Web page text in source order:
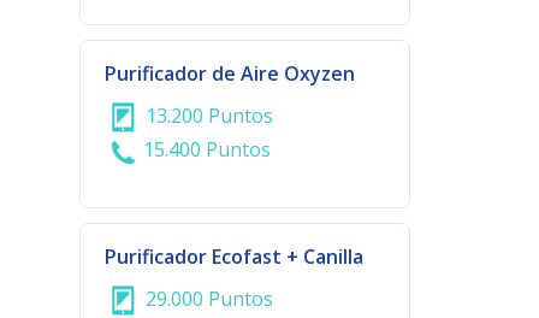
Purificador de Aire Oxyzen
13.200 Puntos
15.400 Puntos
Purificador Ecofast + Canilla
29.000 Puntos